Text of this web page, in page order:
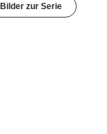
zur Serie